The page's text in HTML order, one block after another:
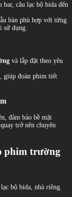
câu lạc bộ bida đến
bàn phù hợp với từng
sử dụng.
và lắp đặt theo yêu
giúp đoàn phim tiết
đảm bảo bề mặt
trở nên chuyên
phim trường
bộ bida, nhà riêng.